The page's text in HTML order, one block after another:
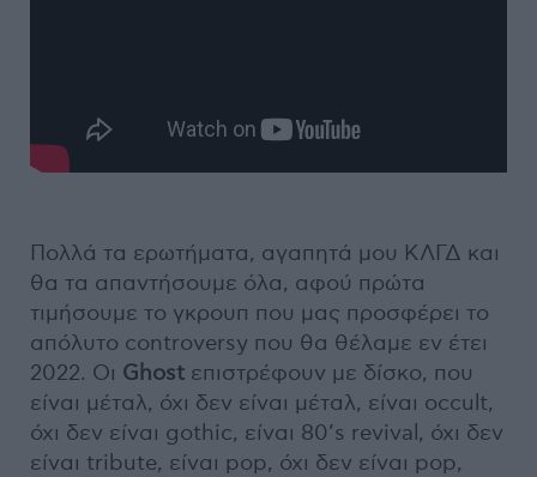
Πολλά τα ερωτήματα, αγαπητά μου ΚΛΓΔ και
θα τα απαντήσουμε όλα, αφού πρώτα
τιμήσουμε το γκρουπ που μας προσφέρει το
απόλυτο controversy που θα θέλαμε εν έτει
2022. Οι Ghost επιστρέφουν με δίσκο, που
είναι μέταλ, όχι δεν είναι μέταλ, είναι occult,
όχι δεν είναι gothic, είναι 80’s revival, όχι δεν
είναι tribute, είναι pop, όχι δεν είναι pop,